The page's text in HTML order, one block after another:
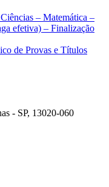
– Matemática –
efetiva) – Finalização
de Provas e Títulos
- SP, 13020-060